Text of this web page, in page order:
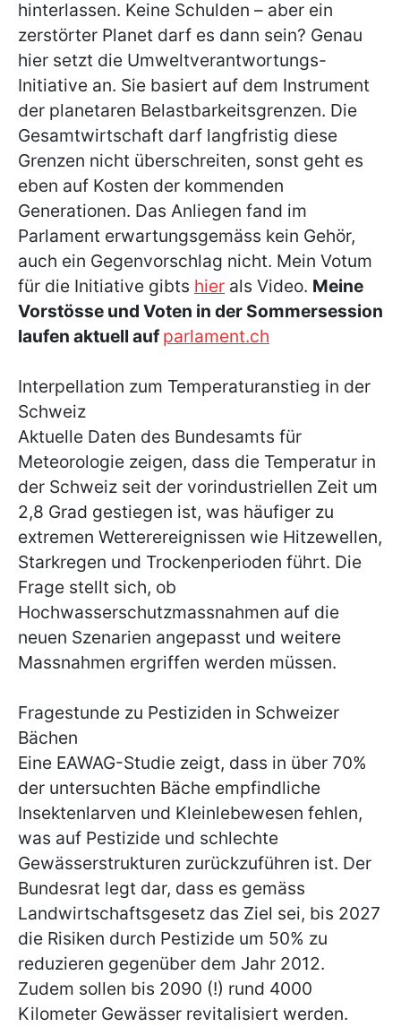
hinterlassen. Keine Schulden – aber ein
zerstörter Planet darf es dann sein? Genau
hier setzt die Umweltverantwortungs-
Initiative an. Sie basiert auf dem Instrument
der planetaren Belastbarkeitsgrenzen. Die
Gesamtwirtschaft darf langfristig diese
Grenzen nicht überschreiten, sonst geht es
eben auf Kosten der kommenden
Generationen. Das Anliegen fand im
Parlament erwartungsgemäss kein Gehör,
auch ein Gegenvorschlag nicht. Mein Votum
für die Initiative gibts hier als Video. Meine
Vorstösse und Voten in der Sommersession
laufen aktuell auf parlament.ch
Interpellation zum Temperaturanstieg in der
Schweiz
Aktuelle Daten des Bundesamts für
Meteorologie zeigen, dass die Temperatur in
der Schweiz seit der vorindustriellen Zeit um
2,8 Grad gestiegen ist, was häufiger zu
extremen Wetterereignissen wie Hitzewellen,
Starkregen und Trockenperioden führt. Die
Frage stellt sich, ob
Hochwasserschutzmassnahmen auf die
neuen Szenarien angepasst und weitere
Massnahmen ergriffen werden müssen.
Fragestunde zu Pestiziden in Schweizer
Bächen
Eine EAWAG-Studie zeigt, dass in über 70%
der untersuchten Bäche empfindliche
Insektenlarven und Kleinlebewesen fehlen,
was auf Pestizide und schlechte
Gewässerstrukturen zurückzuführen ist. Der
Bundesrat legt dar, dass es gemäss
Landwirtschaftsgesetz das Ziel sei, bis 2027
die Risiken durch Pestizide um 50% zu
reduzieren gegenüber dem Jahr 2012.
Zudem sollen bis 2090 (!) rund 4000
Kilometer Gewässer revitalisiert werden.